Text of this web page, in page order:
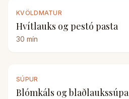
KVÖLDMATUR
Hvítlauks og pestó pasta
30 mín
SÚPUR
Blómkáls og blaðlaukssúpa